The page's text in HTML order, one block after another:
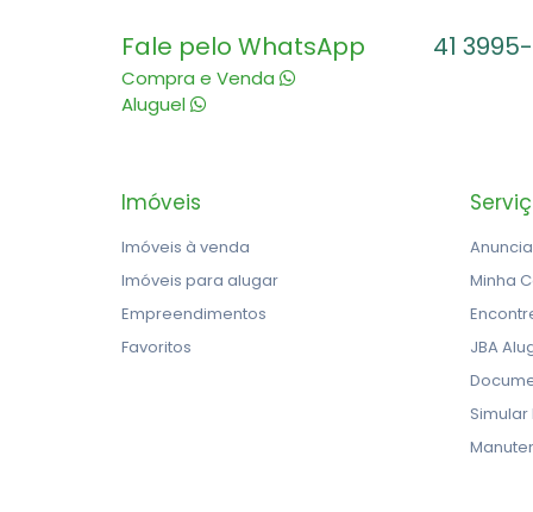
Fale pelo WhatsApp
Compra e Venda
Aluguel
41
Imóveis
Imóveis à venda
Imóveis para alugar
Empreendimentos
Favoritos
Minha
JBA